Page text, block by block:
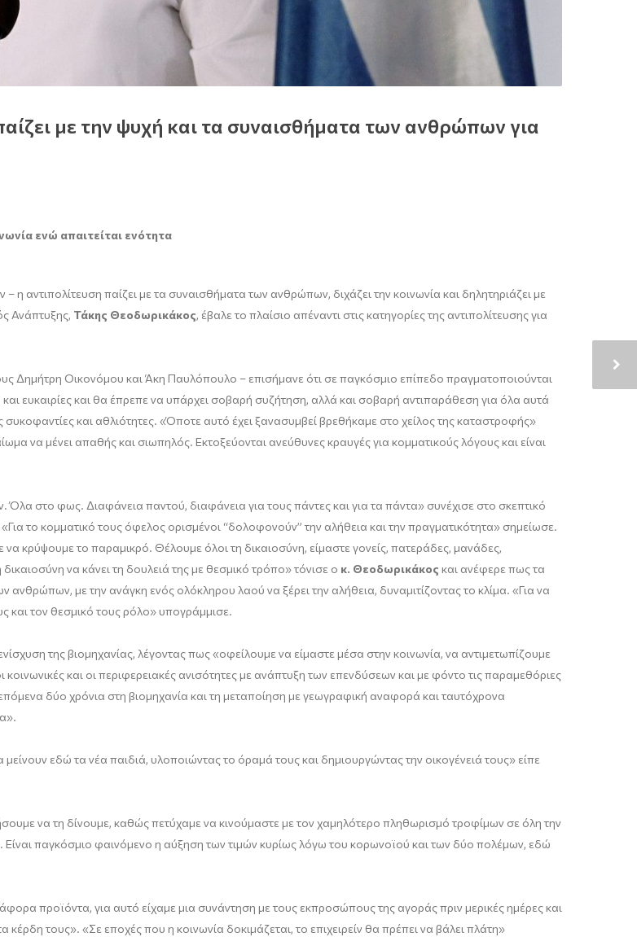
με την ψυχή και τα συναισθήματα των ανθρώπων για
ενώ απαιτείται ενότητα
αντιπολίτευση παίζει με τα συναισθήματα των ανθρώπων, διχάζει την κοινωνία και δηλητηριάζει με
Ανάπτυξης, Τάκης Θεοδωρικάκος, έβαλε το πλαίσιο απέναντι στις κατηγορίες της αντιπολίτευσης για
Δημήτρη Οικονόμου και Άκη Παυλόπουλο – επισήμανε ότι σε παγκόσμιο επίπεδο πραγματοποιούνται
ευκαιρίες και θα έπρεπε να υπάρχει σοβαρή συζήτηση, αλλά και σοβαρή αντιπαράθεση για όλα αυτά
και αθλιότητες. «Όποτε αυτό έχει ξανασυμβεί βρεθήκαμε στο χείλος της καταστροφής»
να μένει απαθής και σιωπηλός. Εκτοξεύονται ανεύθυνες κραυγές για κομματικούς λόγους και είναι
Όλα στο φως. Διαφάνεια παντού, διαφάνεια για τους πάντες και για τα πάντα» συνέχισε στο σκεπτικό
το κομματικό τους όφελος ορισμένοι “δολοφονούν” την αλήθεια και την πραγματικότητα» σημείωσε.
κρύψουμε το παραμικρό. Θέλουμε όλοι τη δικαιοσύνη, είμαστε γονείς, πατεράδες, μανάδες,
να κάνει τη δουλειά της με θεσμικό τρόπο» τόνισε ο κ. Θεοδωρικάκος και ανέφερε πως τα
ανθρώπων, με την ανάγκη ενός ολόκληρου λαού να ξέρει την αλήθεια, δυναμιτίζοντας το κλίμα. «Για να
και τον θεσμικό τους ρόλο» υπογράμμισε.
ενίσχυση της βιομηχανίας, λέγοντας πως «οφείλουμε να είμαστε μέσα στην κοινωνία, να αντιμετωπίζουμε
και οι περιφερειακές ανισότητες με ανάπτυξη των επενδύσεων και με φόντο τις παραμεθόριες
δύο χρόνια στη βιομηχανία και τη μεταποίηση με γεωγραφική αναφορά και ταυτόχρονα
εδώ τα νέα παιδιά, υλοποιώντας το όραμά τους και δημιουργώντας την οικογένειά τους» είπε
να τη δίνουμε, καθώς πετύχαμε να κινούμαστε με τον χαμηλότερο πληθωρισμό τροφίμων σε όλη την
παγκόσμιο φαινόμενο η αύξηση των τιμών κυρίως λόγω του κορωνοϊού και των δύο πολέμων, εδώ
προϊόντα, για αυτό είχαμε μια συνάντηση με τους εκπροσώπους της αγοράς πριν μερικές ημέρες και
τους». «Σε εποχές που η κοινωνία δοκιμάζεται, το επιχειρείν θα πρέπει να βάλει πλάτη»